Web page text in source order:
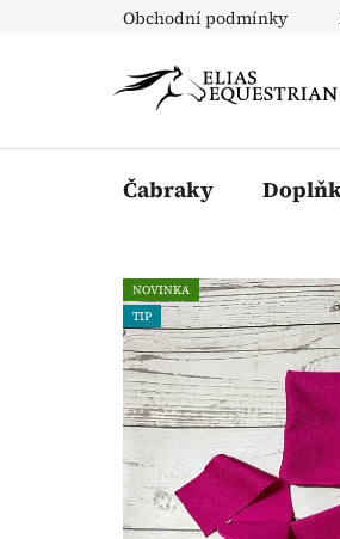
Obchodní podmínky
Čabraky
NOVINKA
TIP